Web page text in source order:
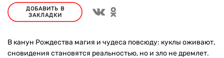
ДОБАВИТЬ В
ЗАКЛАДКИ
В канун Рождества магия и чудеса повсюду: куклы оживают,
сновидения становятся реальностью, но и зло не дремлет.